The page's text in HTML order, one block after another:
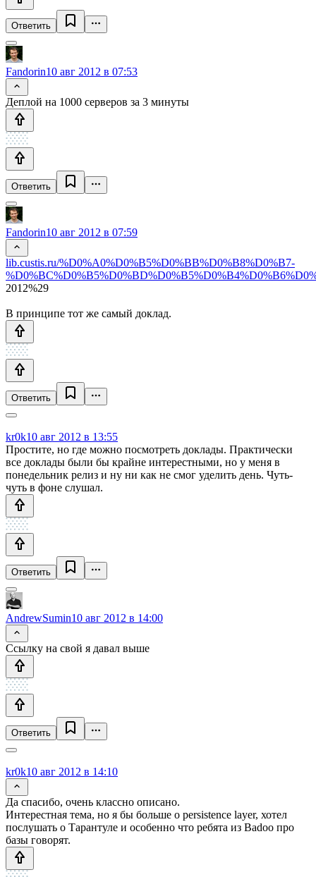
Ответить
Fandorin10 авг 2012 в 07:53
Деплой на 1000 серверов за 3 минуты
Ответить
Fandorin10 авг 2012 в 07:59
lib.custis.ru/%D0%A0%D0%B5%D0%BB%D0%B8%D0%B7-
2012%29
В принципе тот же самый доклад.
Ответить
kr0k10 авг 2012 в 13:55
Простите, но где можно посмотреть доклады. Практически
все доклады были бы крайне интерестными, но у меня в
понедельник релиз и ну ни как не смог уделить день. Чуть-
чуть в фоне слушал.
Ответить
AndrewSumin10 авг 2012 в 14:00
Ссылку на свой я давал выше
Ответить
kr0k10 авг 2012 в 14:10
Да спасибо, очень классно описано.
Интерестная тема, но я бы больше о persistence layer, хотел
послушать о Тарантуле и особенно что ребята из Badoo про
базы говорят.